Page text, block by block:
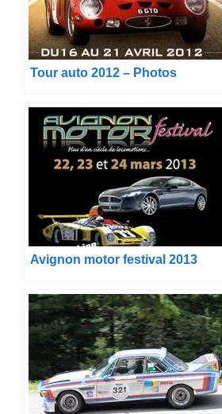
Tour auto 2012 – Photos
Avignon motor festival 2013